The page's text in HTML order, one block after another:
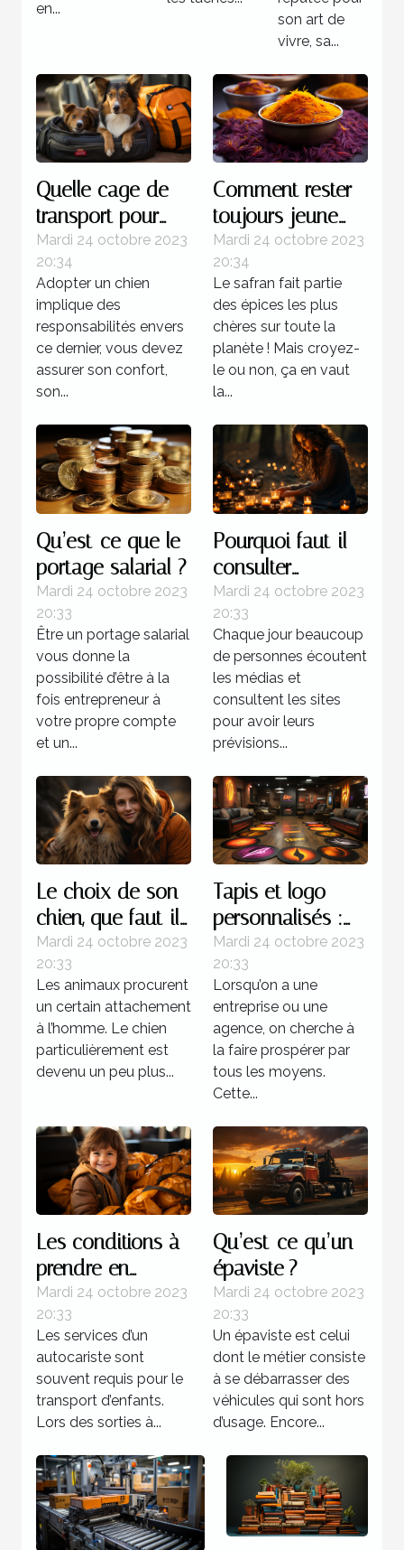
en...
son art de
vivre, sa...
Quelle cage de
transport pour
chien est plus
recommandée ?
Mardi 24 octobre 2023
20:34
Adopter un chien
implique des
responsabilités envers
ce dernier, vous devez
assurer son confort,
son...
Comment rester
toujours jeune
grâce au safran ?
Mardi 24 octobre 2023
20:34
Le safran fait partie
des épices les plus
chères sur toute la
planète ! Mais croyez-
le ou non, ça en vaut
la...
Qu’est-ce que le
portage salarial ?
Mardi 24 octobre 2023
20:33
Être un portage salarial
vous donne la
possibilité d’être à la
fois entrepreneur à
votre propre compte
et un...
Pourquoi faut-il
consulter
l’horoscope ?
Mardi 24 octobre 2023
20:33
Chaque jour beaucoup
de personnes écoutent
les médias et
consultent les sites
pour avoir leurs
prévisions...
Le choix de son
chien, que faut-il
savoir ?
Mardi 24 octobre 2023
20:33
Les animaux procurent
un certain attachement
à l’homme. Le chien
particulièrement est
devenu un peu plus...
Tapis et logo
personnalisés :
parlons-en !
Mardi 24 octobre 2023
20:33
Lorsqu’on a une
entreprise ou une
agence, on cherche à
la faire prospérer par
tous les moyens.
Cette...
Les conditions à
prendre en
compte lors d’un
transport
d’enfants
Mardi 24 octobre 2023
20:33
Les services d’un
autocariste sont
souvent requis pour le
transport d’enfants.
Lors des sorties à...
Qu’est-ce qu’un
épaviste ?
Mardi 24 octobre 2023
20:33
Un épaviste est celui
dont le métier consiste
à se débarrasser des
véhicules qui sont hors
d’usage. Encore...